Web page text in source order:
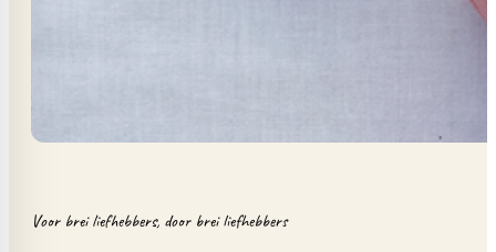
Voor brei liefhebbers, door brei liefhebbers